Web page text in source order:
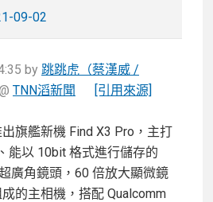
09-02
by 跳跳虎（蔡漢威 /
TNN滔新聞 [引用來源]
旗艦新機 Find X3 Pro，主打
能以 10bit 格式進行儲存的
廣角鏡頭，60 倍放大顯微鏡
的主相機，搭配 Qualcomm